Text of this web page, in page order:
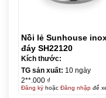
Nồi lẻ Sunhouse
đáy SH22120
Kích thước:
TG sản xuất: 10 ngày
2**.000 ₫
Đăng kýhoặc Đăng nhậpđể